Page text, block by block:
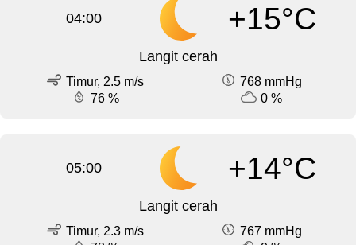
04:00 +15°C
Langit cerah
Timur, 2.5 m/s
768 mmHg
76 %
0 %
05:00 +14°C
Langit cerah
Timur, 2.3 m/s
767 mmHg